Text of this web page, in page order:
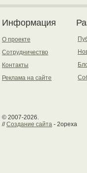
Информация
О проекте
Сотрудничество
Контакты
Реклама на сайте
© 2007-2026.
//Создание сайта - 2opexa